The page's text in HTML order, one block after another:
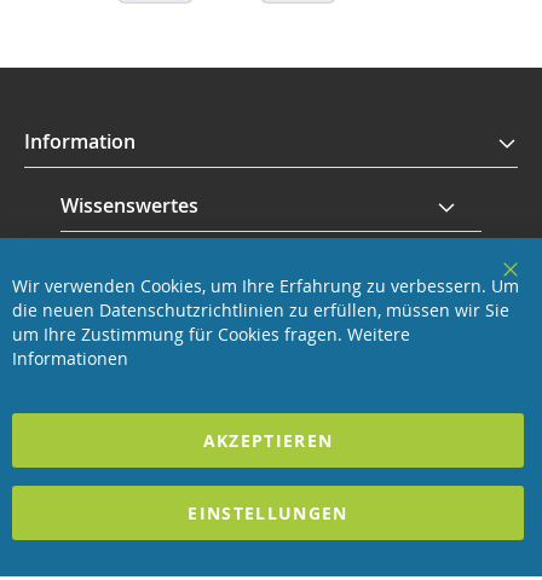
Information
Wissenswertes
Revisage GmbH
Wir verwenden Cookies, um Ihre Erfahrung zu verbessern. Um
die neuen Datenschutzrichtlinien zu erfüllen, müssen wir Sie
um Ihre Zustimmung für Cookies fragen. Weitere
Informationen
AKZEPTIEREN
EINSTELLUNGEN